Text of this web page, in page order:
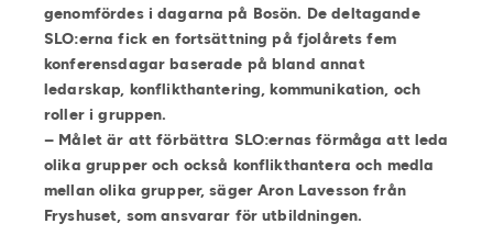
genomfördes i dagarna på Bosön. De deltagande
SLO:erna fick en fortsättning på fjolårets fem
konferensdagar baserade på bland annat
ledarskap, konflikthantering, kommunikation, och
roller i gruppen.
– Målet är att förbättra SLO:ernas förmåga att leda
olika grupper och också konflikthantera och medla
mellan olika grupper, säger Aron Lavesson från
Fryshuset, som ansvarar för utbildningen.